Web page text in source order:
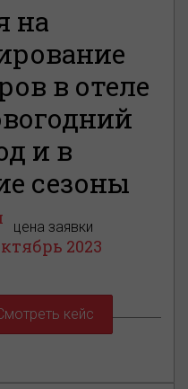
на
в отеле
и в
сезоны
цена заявки
2023
кейс